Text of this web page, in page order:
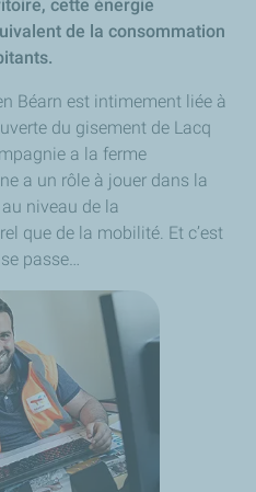
cette énergie
de la consommation
Béarn est intimement liée à
du gisement de Lacq
a la ferme
a un rôle à jouer dans la
niveau de la
que de la mobilité. Et c’est
passe…